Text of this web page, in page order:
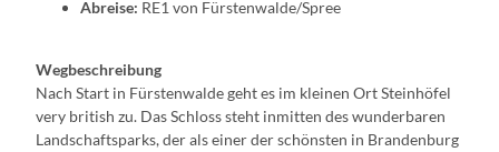
Abreise: RE1 von Fürstenwalde/Spree
Wegbeschreibung
Nach Start in Fürstenwalde geht es im kleinen Ort Steinhöfel
very british zu. Das Schloss steht inmitten des wunderbaren
Landschaftsparks, der als einer der schönsten in Brandenburg